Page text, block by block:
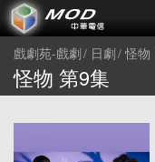
戲劇苑-戲劇 日劇 怪物
怪物 第9集